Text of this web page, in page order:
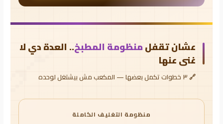
🔗 عشان تقفلمنظومة المطبخ.. العدة دي لا
غنى عنها
🔗 ٣ خطوات تكمل بعضها — المكعب مش بيشتغل لوحده
منظومة التغليف الكاملة